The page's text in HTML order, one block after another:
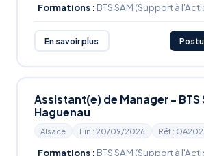
Formations : BTS SAM (Support à
En savoir plus
Assistant(e) de Manager - BTS
Haguenau
Alsace Fin : 20/09/2026 Réf :
Formations : BTS SAM (Support à